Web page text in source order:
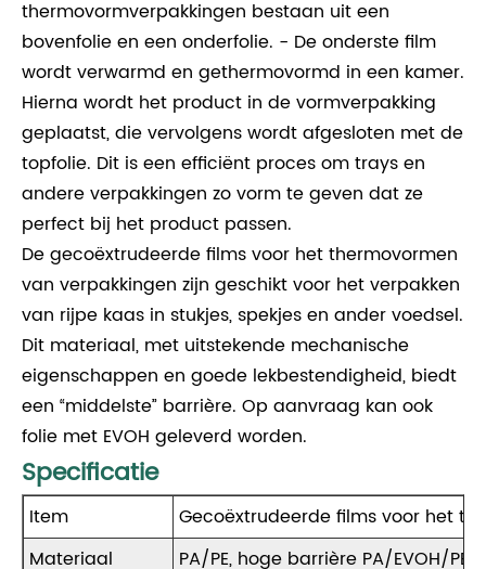
thermovormverpakkingen bestaan ​​uit een
bovenfolie en een onderfolie. - De onderste film
wordt verwarmd en gethermovormd in een kamer.
Hierna wordt het product in de vormverpakking
geplaatst, die vervolgens wordt afgesloten met de
topfolie. Dit is een efficiënt proces om trays en
andere verpakkingen zo vorm te geven dat ze
perfect bij het product passen.
De gecoëxtrudeerde films voor het thermovormen
van verpakkingen zijn geschikt voor het verpakken
van rijpe kaas in stukjes, spekjes en ander voedsel.
Dit materiaal, met uitstekende mechanische
eigenschappen en goede lekbestendigheid, biedt
een “middelste” barrière. Op aanvraag kan ook
folie met EVOH geleverd worden.
Specificatie
Item
Gecoëxtrudeerde films voor het
Materiaal
PA/PE, hoge barrière PA/EVOH/PE